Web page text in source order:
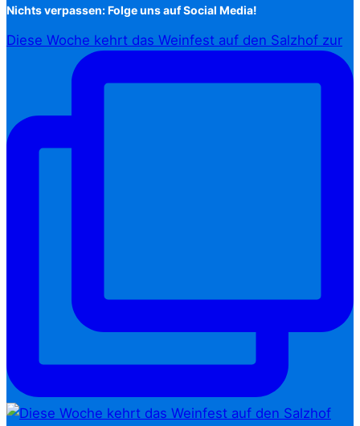
Nichts verpassen: Folge uns auf Social Media!
Diese Woche kehrt das Weinfest auf den Salzhof zur